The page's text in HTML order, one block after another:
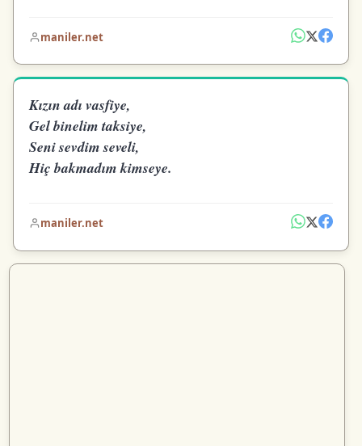
maniler.net
Kızın adı vasfiye,
Gel binelim taksiye,
Seni sevdim seveli,
Hiç bakmadım kimseye.
maniler.net